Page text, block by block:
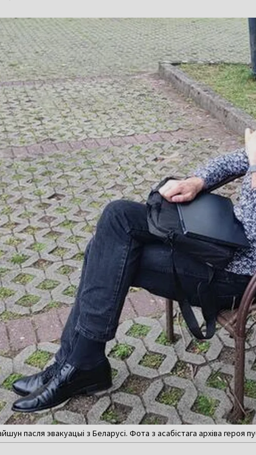
пасля эвакуацыі з Беларусі. Фота з асабістага архіва героя